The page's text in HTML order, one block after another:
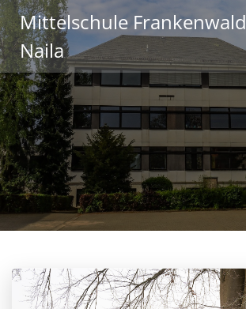
Inhalt
springen
Mittelschule Frankenwald
Naila